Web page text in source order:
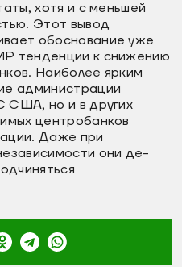
хотя и с меньшей
Этот вывод
обоснование уже
тенденции к снижению
Наиболее ярким
администрации
но и в других
центробанков
Даже при
они де-